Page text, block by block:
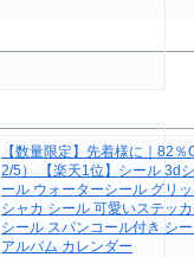
【数量限定】先着様に｜82％
2/5） 【楽天1位】シール 3d
ール ウォーターシール グリ
シャカ シール 可愛いステッ
シール スパンコール付き シ
アルバム カレンダー